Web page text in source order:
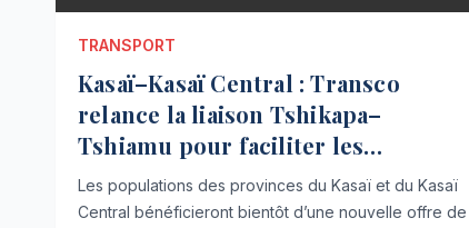
TRANSPORT
Kasaï–Kasaï Central : Transco
relance la liaison Tshikapa–
Tshiamu pour faciliter les
échanges
Les populations des provinces du Kasaï et du Kasaï
Central bénéficieront bientôt d’une nouvelle offre de